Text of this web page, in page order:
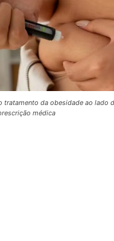
tratamento da obesidade ao lado
médica